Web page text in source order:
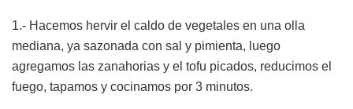
1.- Hacemos hervir el caldo de vegetales en una olla
mediana, ya sazonada con sal y pimienta, luego
agregamos las zanahorias y el tofu picados, reducimos el
fuego, tapamos y cocinamos por 3 minutos.